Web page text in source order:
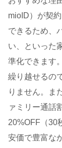
mioID）が契
できるため、
い、といった
準化できます
繰り越せるの
りません。ま
ァミリー通話
20%OFF（30
安価で豊富な